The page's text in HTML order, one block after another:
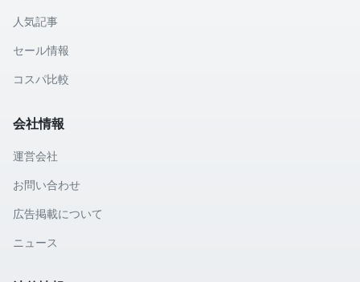
人気記事
セール情報
コスパ比較
会社情報
運営会社
お問い合わせ
広告掲載について
ニュース